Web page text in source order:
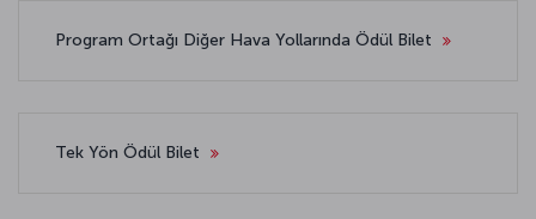
Program Ortağı Diğer Hava Yollarında Ödül Bilet
Tek Yön Ödül Bilet